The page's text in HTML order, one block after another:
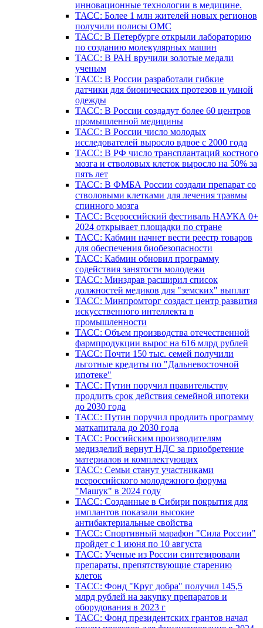
инновационные технологии в медицине.
ТАСС: Более 1 млн жителей новых регионов
получили полисы ОМС
ТАСС: В Петербурге открыли лабораторию
по созданию молекулярных машин
ТАСС: В РАН вручили золотые медали
ученым
ТАСС: В России разработали гибкие
датчики для бионических протезов и умной
одежды
ТАСС: В России создадут более 60 центров
промышленной медицины
ТАСС: В России число молодых
исследователей выросло вдвое с 2000 года
ТАСС: В РФ число трансплантаций костного
мозга и стволовых клеток выросло на 50% за
пять лет
ТАСС: В ФМБА России создали препарат со
стволовыми клетками для лечения травмы
спинного мозга
ТАСС: Всероссийский фестиваль НАУКА 0+
2024 открывает площадки по стране
ТАСС: Кабмин начнет вести реестр товаров
для обеспечения биобезопасности
ТАСС: Кабмин обновил программу
содействия занятости молодежи
ТАСС: Минздрав расширил список
должностей медиков для "земских" выплат
ТАСС: Минпромторг создаст центр развития
искусственного интеллекта в
промышленности
ТАСС: Объем производства отечественной
фармпродукции вырос на 616 млрд рублей
ТАСС: Почти 150 тыс. семей получили
льготные кредиты по "Дальневосточной
ипотеке"
ТАСС: Путин поручил правительству
продлить срок действия семейной ипотеки
до 2030 года
ТАСС: Путин поручил продлить программу
маткапитала до 2030 года
ТАСС: Российским производителям
медизделий вернут НДС за приобретение
материалов и комплектующих
ТАСС: Семьи станут участниками
всероссийского молодежного форума
"Машук" в 2024 году
ТАСС: Созданные в Сибири покрытия для
имплантов показали высокие
антибактериальные свойства
ТАСС: Спортивный марафон "Сила России"
пройдет с 1 июня по 10 августа
ТАСС: Ученые из России синтезировали
препараты, препятствующие старению
клеток
ТАСС: Фонд "Круг добра" получил 145,5
млрд рублей на закупку препаратов и
оборудования в 2023 г
ТАСС: Фонд президентских грантов начал